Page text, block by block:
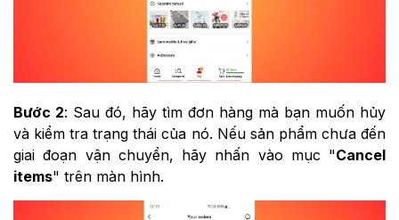
Bước 2: Sau đó, hãy tìm đơn hàng mà bạn muốn hủy
và kiểm tra trạng thái của nó. Nếu sản phẩm chưa đến
giai đoạn vận chuyển, hãy nhấn vào mục "Cancel
items" trên màn hình.